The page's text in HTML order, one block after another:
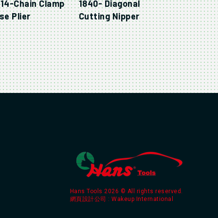
Chain Clamp
Plier
1840- Diagonal
Cutting Nipper
Hans Tools 2026 © All rights reserved.
網頁設計公司 : Wakeup International